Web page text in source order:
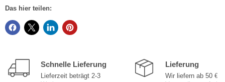
Das hier teilen:
Schnelle Lieferung
Lieferzeit beträgt 2-3
Lieferung
Wir liefern ab 50 €